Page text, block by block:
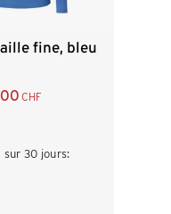
fine, bleu
CHF
sur 30 jours: